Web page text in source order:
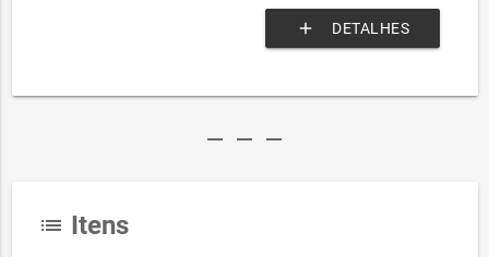
add DETALHES
remove remove remove
list Itens